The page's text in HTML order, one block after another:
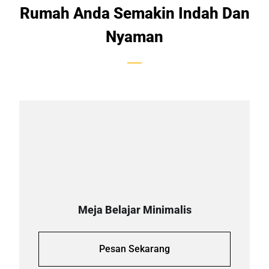
Rumah Anda Semakin Indah Dan
Nyaman
Meja Belajar Minimalis
Pesan Sekarang